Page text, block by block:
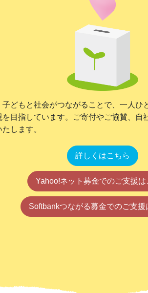
どもと社会がつながることで、一人ひ
目指しています。ご寄付やご協賛、自
します。
詳しくはこちら
Yahoo!ネット募金でのご支援は
Softbankつながる募金でのご支援